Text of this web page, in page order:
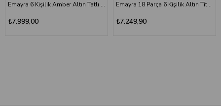
Emayra 6 Kişilik Amber Altın Tatlı Çatal Kaşık Bıçak Seti
₺7.999,00
Emayra 18 Parça 6 Kişilik Altın Titanyum Tatlı Çatal Kaşık Bıçak Seti
₺7.249,90